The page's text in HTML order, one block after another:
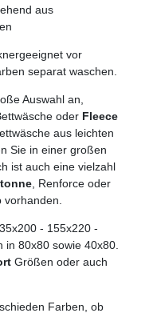
aus
vor
separat waschen.
Auswahl an,
oder Fleece
aus leichten
Sie in einer großen
ist auch eine vielzahl
, Renforce oder
- 155x220 -
in 80x80 sowie 40x80.
Größen oder auch
Farben, ob